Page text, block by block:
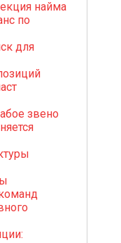
найма
по
для
звено